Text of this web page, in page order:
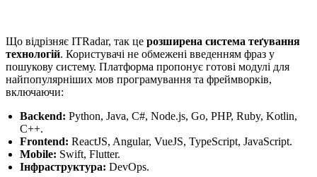
Що відрізняє ITRadar, так це розширена система теґування
технологій. Користувачі не обмежені введенням фраз у
пошукову систему. Платформа пропонує готові модулі для
найпопулярніших мов програмування та фреймворків,
включаючи:
Backend: Python, Java, C#, Node.js, Go, PHP, Ruby, Kotlin,
C++.
Frontend: ReactJS, Angular, VueJS, TypeScript, JavaScript.
Mobile: Swift, Flutter.
Інфраструктура: DevOps.